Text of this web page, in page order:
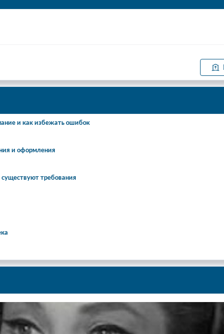
и как избежать ошибок
и оформления
требования